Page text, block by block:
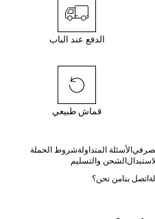
الدفع عند الباب
قماش طبيعي
شروط الحملةالأسئلة المتداولة
الشحن والتسليم
من نحن؟اتصل بنا